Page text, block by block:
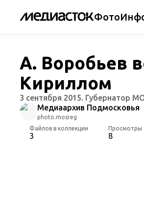
Фото
А. Воробьев
Кириллом
3 сентября 2015. Губернатор
Медиаархив Подмосковья
photo.mosreg
Файлов в коллекции
3
Просмотры
8